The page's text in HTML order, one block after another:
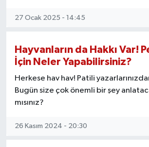
27 Ocak 2025 - 14:45
Hayvanların da Hakkı Var!
İçin Neler Yapabilirsiniz?
Herkese hav hav! Patili
Bugün size çok önemli bir şey
mısınız?
26 Kasım 2024 - 20:30